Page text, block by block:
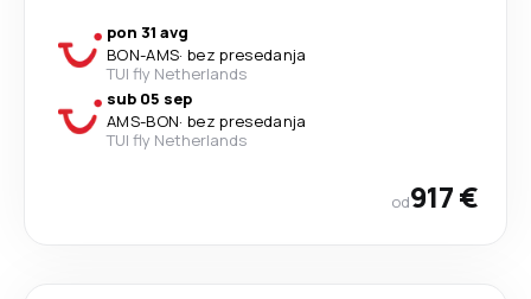
pon 31 avg
BON-AMS· bez presedanja
TUI fly Netherlands
sub 05 sep
AMS-BON· bez presedanja
TUI fly Netherlands
od917 €